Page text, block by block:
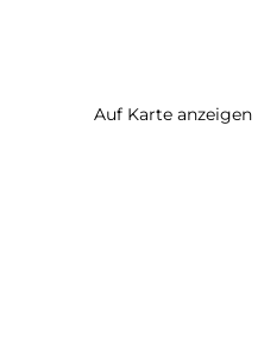
Auf Karte anzeigen